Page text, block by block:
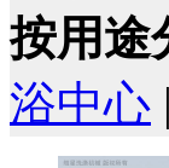
按用途
浴中心 |